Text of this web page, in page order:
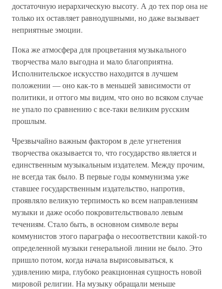
достаточную иерархическую высоту. А до тех пор она не
только их оставляет равнодушными, но даже вызывает
неприятные эмоции.
Пока же атмосфера для процветания музыкального
творчества мало выгодна и мало благоприятна.
Исполнительское искусство находится в лучшем
положении — оно как-то в меньшей зависимости от
политики, и оттого мы видим, что оно во всяком случае
не упало по сравнению с все-таки великим русским
прошлым.
Чрезвычайно важным фактором в деле угнетения
творчества оказывается то, что государство является и
единственным музыкальным издателем. Между прочим,
не всегда так было. В первые годы коммунизма уже
ставшее государственным издательство, напротив,
проявляло великую терпимость ко всем направлениям
музыки и даже особо покровительствовало левым
течениям. Стало быть, в основном символе веры
коммунистов этого параграфа о несоответствии какой-то
определенной музыки генеральной линии не было. Это
пришло потом, когда начала вырисовываться, к
удивлению мира, глубоко реакционная сущность новой
мировой религии. На музыку обращали меньше